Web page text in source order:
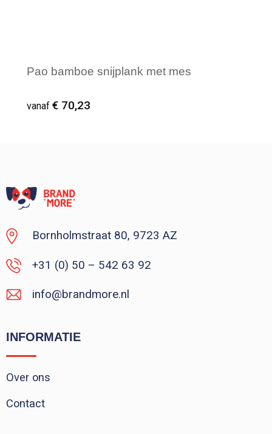
Pao bamboe snijplank met mes
vanaf € 70,23
Bornholmstraat 80, 9723 AZ
+31 (0) 50 – 542 63 92
info@brandmore.nl
INFORMATIE
Over ons
Contact